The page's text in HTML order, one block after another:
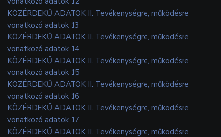
KÖZÉRDEKŰ ADATOK II. Tevékenységre, működésre
vonatkozó adatok 13
KÖZÉRDEKŰ ADATOK II. Tevékenységre, működésre
vonatkozó adatok 14
KÖZÉRDEKŰ ADATOK II. Tevékenységre, működésre
vonatkozó adatok 15
KÖZÉRDEKŰ ADATOK II. Tevékenységre, működésre
vonatkozó adatok 16
KÖZÉRDEKŰ ADATOK II. Tevékenységre, működésre
vonatkozó adatok 17
KÖZÉRDEKŰ ADATOK II. Tevékenységre, működésre